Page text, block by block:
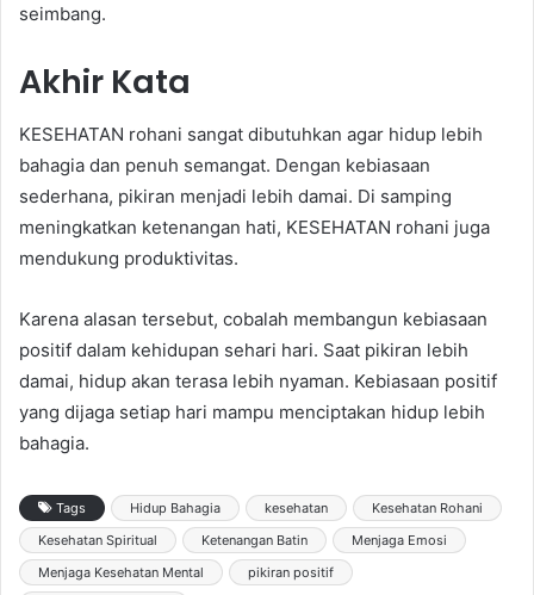
seimbang.
Akhir Kata
KESEHATAN rohani sangat dibutuhkan agar hidup lebih
bahagia dan penuh semangat. Dengan kebiasaan
sederhana, pikiran menjadi lebih damai. Di samping
meningkatkan ketenangan hati, KESEHATAN rohani juga
mendukung produktivitas.
Karena alasan tersebut, cobalah membangun kebiasaan
positif dalam kehidupan sehari hari. Saat pikiran lebih
damai, hidup akan terasa lebih nyaman. Kebiasaan positif
yang dijaga setiap hari mampu menciptakan hidup lebih
bahagia.
Tags Hidup Bahagia kesehatan
Kesehatan Rohani
Kesehatan Spiritual
Ketenangan Batin
Menjaga Emosi
Menjaga Kesehatan Mental
pikiran positif